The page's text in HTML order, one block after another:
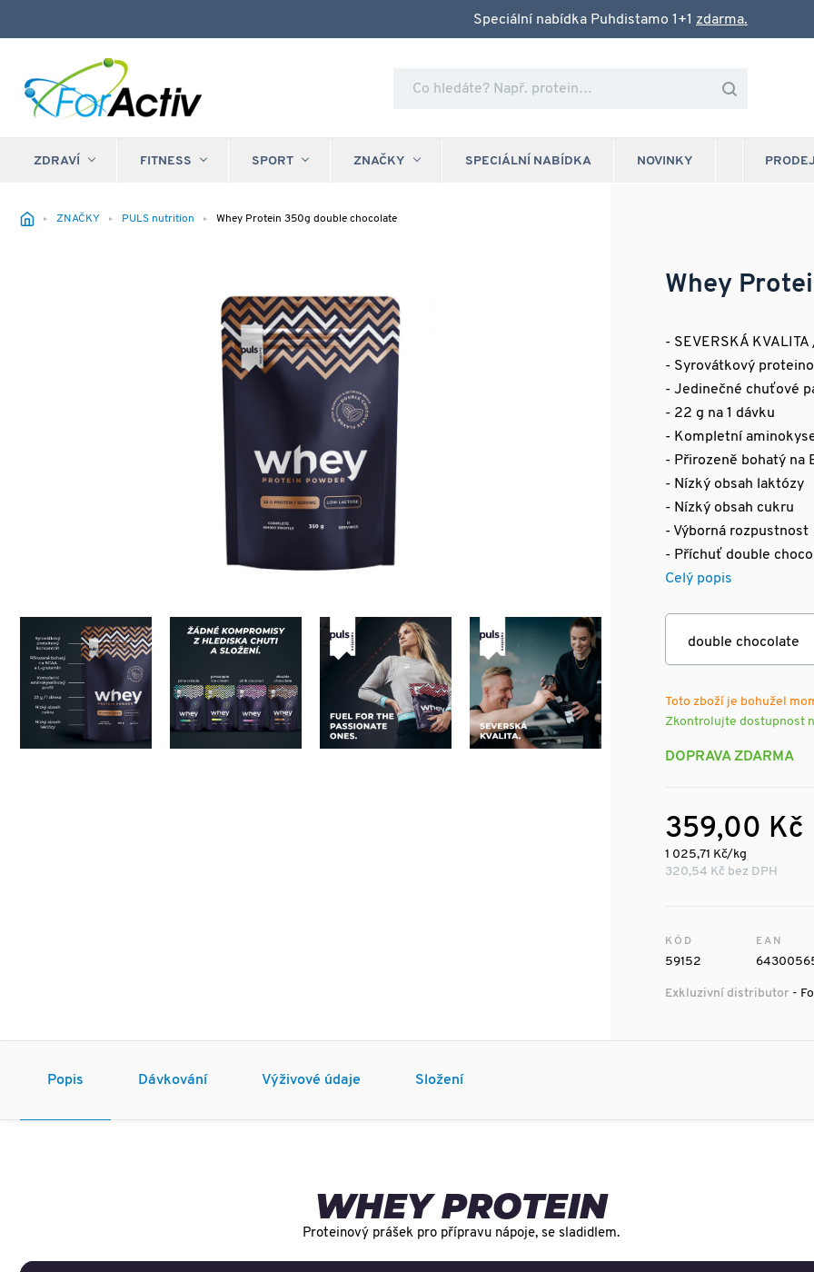
Speciální nabídka Puhdistamo 1+1 zdarma.
ZDRAVÍ FITNESS SPORT ZNAČKY SPECIÁLNÍ NABÍDKA NOVINKY
ZNAČKY PULS nutrition Whey Protein 350g double chocolate
Whey
- SEVERSKÁ
- Syrovátkový
- Jedinečné chuťové
- 22 g na 1 dávku
- Kompletní
- Přirozeně bohatý na
- Nízký obsah laktózy
- Nízký obsah cukru
- Výborná rozpustnost
- Příchuť double
Celý popis
Toto zboží je bohužel
Zkontrolujte dostupnost
DOPRAVA ZDARMA
359,00 Kč
1 025,71 Kč/kg
320,54 Kč bez DPH
KÓD
59152
EAN
Exkluzivní distributor -
Popis Dávkování Výživové údaje Složení
WHEY PROTEIN
Proteinový prášek pro přípravu nápoje, se sladidlem.